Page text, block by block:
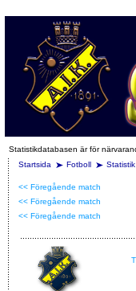
Statistikdatabasen är för
Startsida
Fotboll Statistik
<< Föregående match
<< Föregående match
<< Föregående match